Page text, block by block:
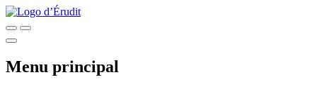
Menu principal